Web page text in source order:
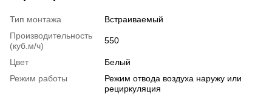
Тип монтажа
Встраиваемый
Производительность
(куб.м/ч)
550
Цвет
Белый
Режим работы
Режим отвода воздуха наружу или
рециркуляция